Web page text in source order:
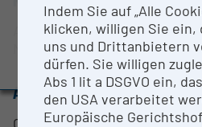
BMBWF-
Evaluierungsstudie 2022
Auszeichnungen und
Abscheidung von dünnen
Nanopartikel.
ANSPRECHPERSON
Christian Mitterer
Indem Sie auf „Alle
klicken, willigen Sie ein,
uns und Drittanbietern
dürfen. Sie willigen
Abs 1 lit a DSGVO ein,
den USA verarbeitet
Europäische